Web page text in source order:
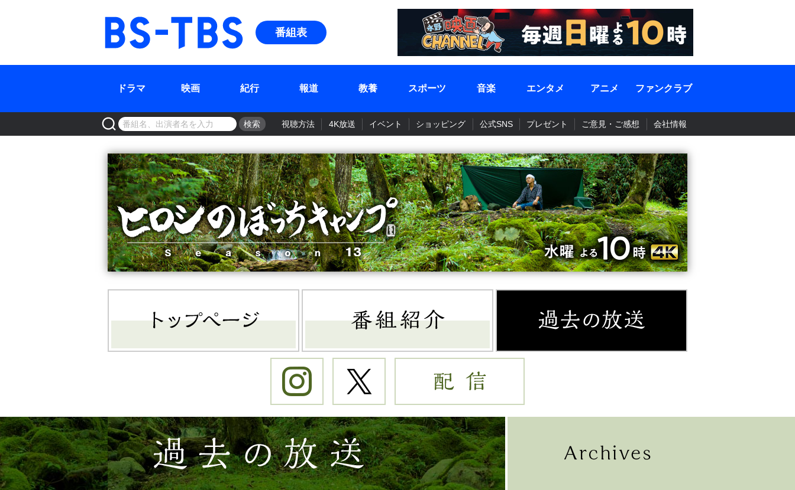
BS-TBS
番組表
ドラマ 映画 紀行 報道 教養 スポーツ 音楽 エンタメ アニメ ファンクラブ
検索 視聴方法 4K放送 イベント ショッピング 公式SNS プレゼント ご意見・ご感想 会社情報
Instagram Twitter
過去の放送